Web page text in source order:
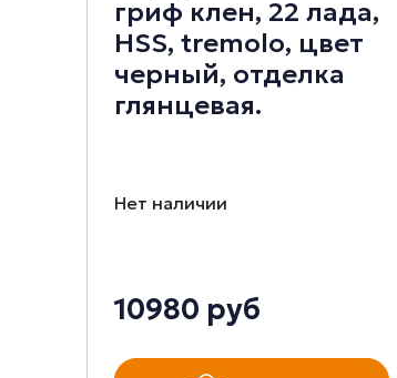
гриф клен, 22 лада,
HSS, tremolo, цвет
черный, отделка
глянцевая.
Нет наличии
10980 руб